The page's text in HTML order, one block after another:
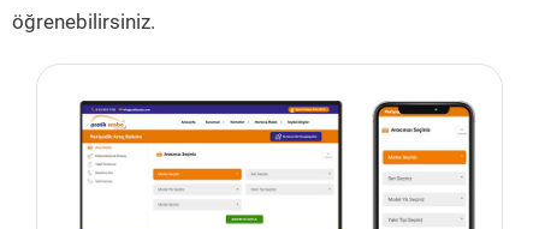
öğrenebilirsiniz.